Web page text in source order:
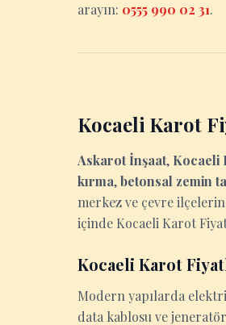
arayın: 0555 990 02 31.
Kocaeli Karot
Askarot İnşaat, Kocaeli
kırma,betonsal zemin
merkez ve çevre
içinde Kocaeli Karot
Kocaeli Karot
Modern yapılarda
data kablosu ve